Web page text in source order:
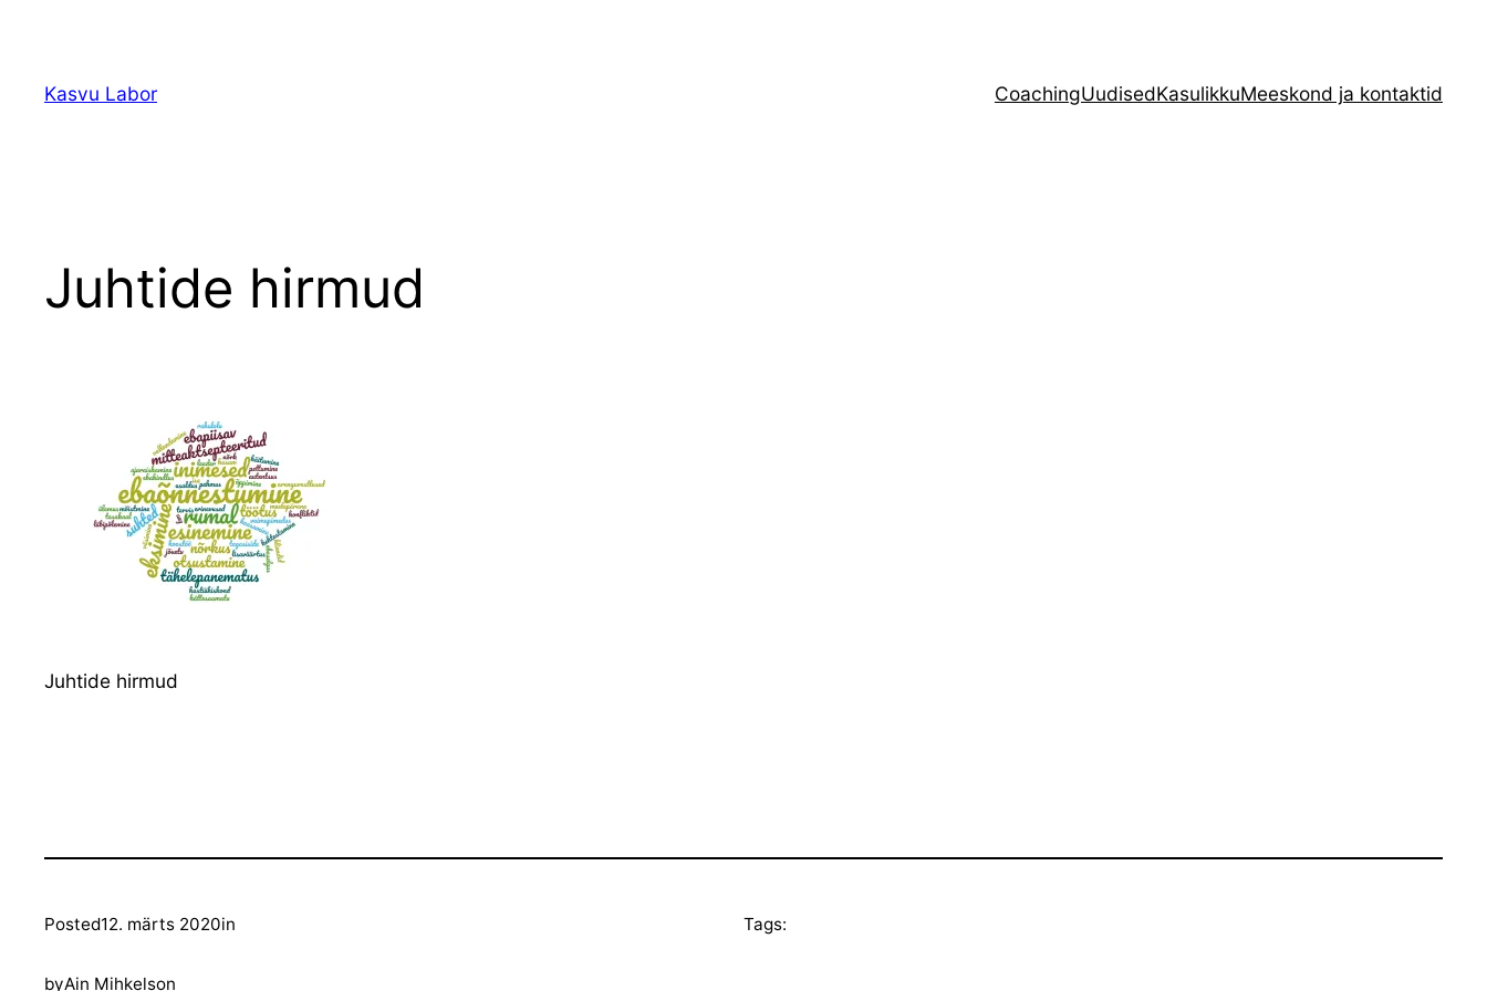
juurdeKasvu Labor CoachingUudisedKasulikkuMeeskond ja kontaktid
Juhtide hirmud
Juhtide hirmud
Posted12. märts 2020in
byAin Mihkelson
Tags: